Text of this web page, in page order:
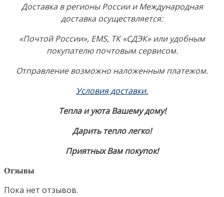
Доставка в регионы России и Международная
доставка осуществляется:
«Почтой России», EMS, ТК «СДЭК» или удобным
покупателю почтовым сервисом.
Отправление возможно наложенным платежом.
Условия доставки.
Тепла и уюта Вашему дому!
Дарить тепло легко!
Приятных Вам покупок!
Отзывы
Пока нет отзывов.